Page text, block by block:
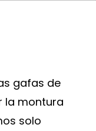
gafas de
la montura
solo